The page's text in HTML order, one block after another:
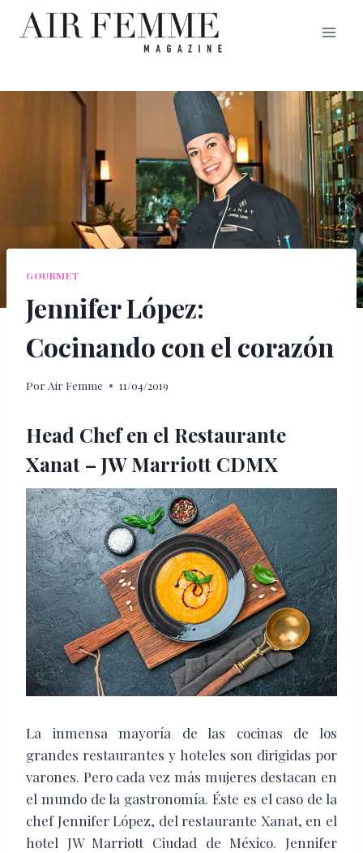
Saltar
GOURMET
Jennifer López:
Cocinando con el corazón
Por Air Femme 11/04/2019
Head Chef en el Restaurante
Xanat – JW Marriott CDMX
La inmensa mayoría de las cocinas de los
grandes restaurantes y hoteles son dirigidas por
varones. Pero cada vez más mujeres destacan en
el mundo de la gastronomía. Éste es el caso de la
chef Jennifer López, del restaurante Xanat, en el
hotel JW Marriott Ciudad de México. Jennifer